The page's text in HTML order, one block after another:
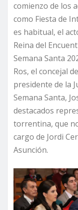
comienzo de los
como Fiesta de
es habitual, el
Reina del
Semana Santa
Ros, el concejal
presidente de la
Semana Santa,
destacados
torrentina, que
cargo de Jordi
Asunción.